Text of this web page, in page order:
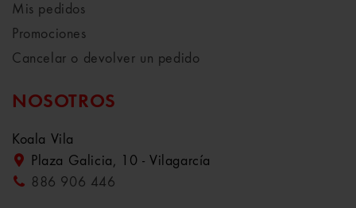
Mis pedidos
Promociones
Cancelar o devolver un pedido
NOSOTROS
Koala Vila
Plaza Galicia, 10 - Vilagarcía
886 906 446